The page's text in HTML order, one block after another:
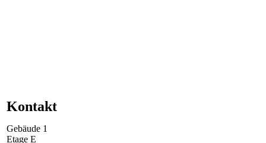
Kontakt
Gebäude 1
Etage E